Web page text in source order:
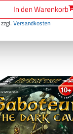
In den Warenkorb
zzgl.Versandkosten